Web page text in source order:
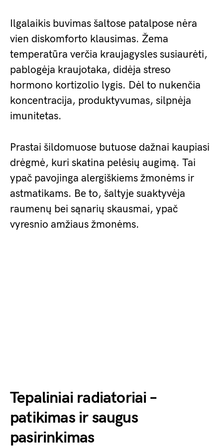
Ilgalaikis buvimas šaltose patalpose nėra
vien diskomforto klausimas. Žema
temperatūra verčia kraujagysles susiaurėti,
pablogėja kraujotaka, didėja streso
hormono kortizolio lygis. Dėl to nukenčia
koncentracija, produktyvumas, silpnėja
imunitetas.
Prastai šildomuose butuose dažnai kaupiasi
drėgmė, kuri skatina pelėsių augimą. Tai
ypač pavojinga alergiškiems žmonėms ir
astmatikams. Be to, šaltyje suaktyvėja
raumenų bei sąnarių skausmai, ypač
vyresnio amžiaus žmonėms.
Tepaliniai radiatoriai –
patikimas ir saugus
pasirinkimas